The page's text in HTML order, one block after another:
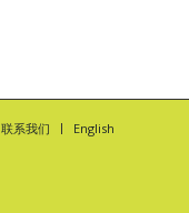
联系我们 English